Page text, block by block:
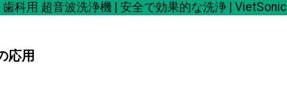
歯科用 超音波洗浄機 | 安全で効果的な洗浄 | VietSonic
応用